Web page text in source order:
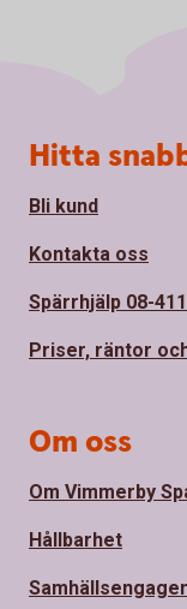
Sidfot
Hitta
Bli kund
Kontakta oss
Spärrhjälp 08-
Priser, räntor
Om oss
Om Vimmerby
Hållbarhet